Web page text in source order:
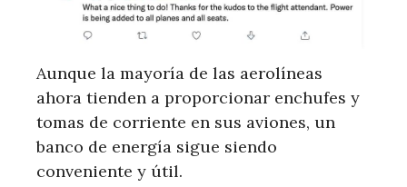
Aunque la mayoría de las aerolíneas
ahora tienden a proporcionar enchufes y
tomas de corriente en sus aviones, un
banco de energía sigue siendo
conveniente y útil.